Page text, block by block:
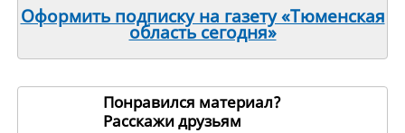
Оформить подписку на газету «Тюменская
область сегодня»
Понравился материал?
Расскажи друзьям